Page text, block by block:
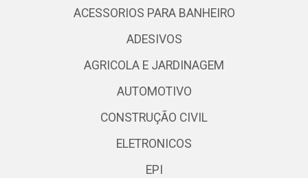
ACESSORIOS PARA BANHEIRO
ADESIVOS
AGRICOLA E JARDINAGEM
AUTOMOTIVO
CONSTRUÇÃO CIVIL
ELETRONICOS
EPI